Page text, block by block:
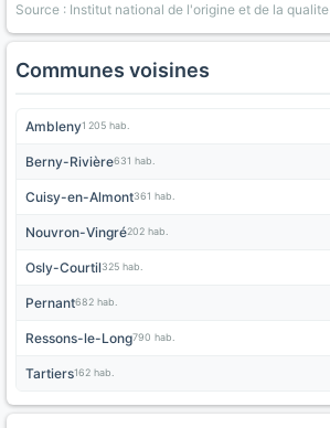
Source : Institut national de l'origine et de la qualite
Communes voisines
Ambleny1 205 hab.
Berny-Rivière631 hab.
Cuisy-en-Almont361 hab.
Nouvron-Vingré202 hab.
Osly-Courtil325 hab.
Pernant682 hab.
Ressons-le-Long790 hab.
Tartiers162 hab.